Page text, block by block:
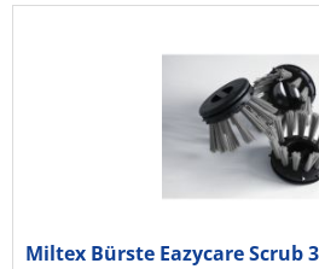
Miltex Bürste Eazycare Scrub